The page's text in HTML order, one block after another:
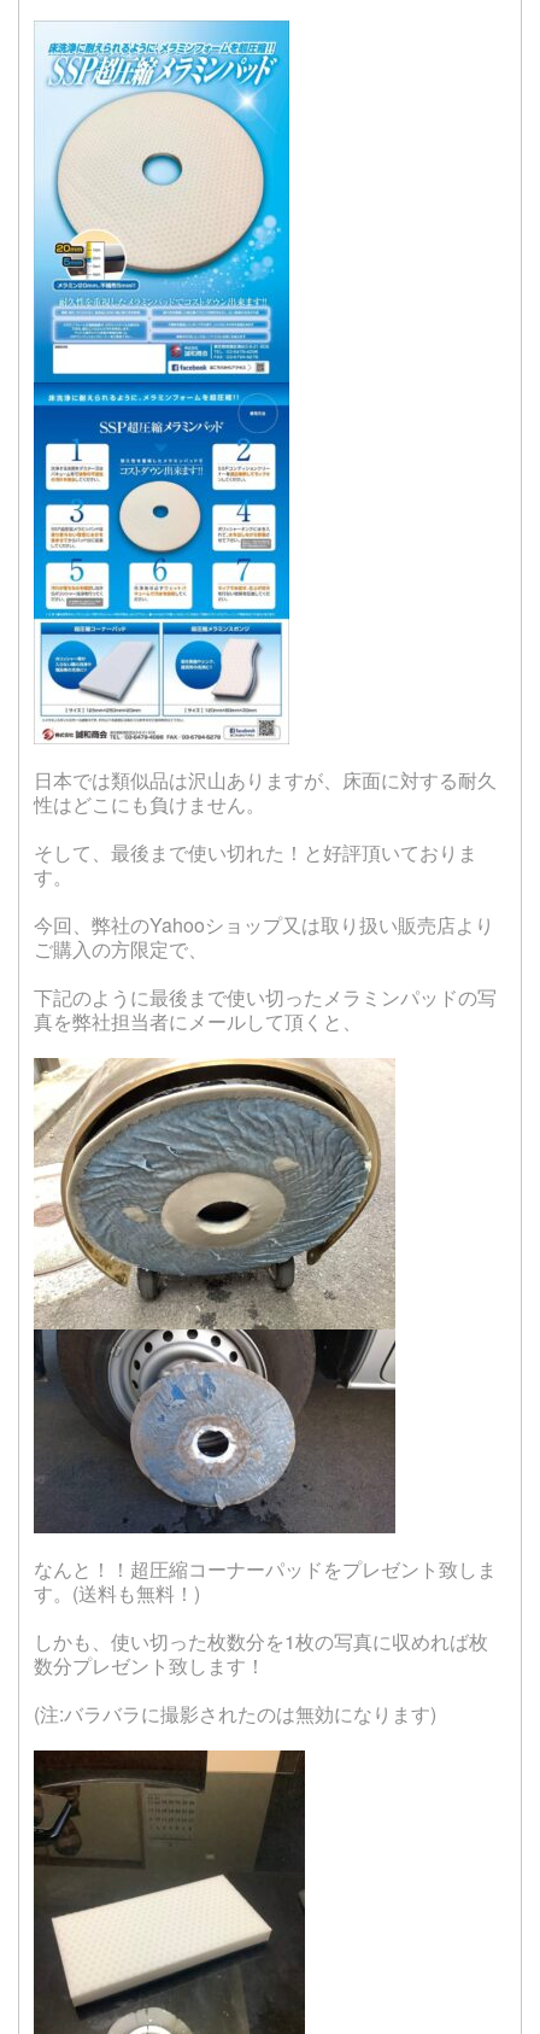
日本では類似品は沢山ありますが、床面に対する耐久
性はどこにも負けません。
そして、最後まで使い切れた！と好評頂いておりま
す。
今回、弊社のYahooショップ又は取り扱い販売店より
ご購入の方限定で、
下記のように最後まで使い切ったメラミンパッドの写
真を弊社担当者にメールして頂くと、
なんと！！超圧縮コーナーパッドをプレゼント致しま
す。(送料も無料！)
しかも、使い切った枚数分を1枚の写真に収めれば枚
数分プレゼント致します！
(注:バラバラに撮影されたのは無効になります)